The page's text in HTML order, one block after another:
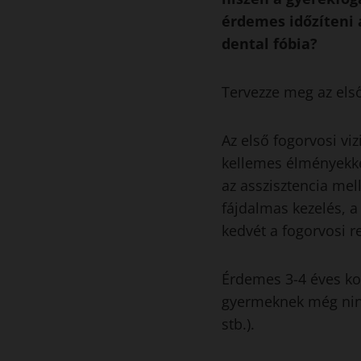
érdemes időzíteni
dental fóbia?
Tervezze meg az
Az első fogorvosi
kellemes
az asszisztencia
fájdalmas kezelés,
kedvét a fogorvosi
Érdemes 3-4 éves
gyermeknek még
stb.).